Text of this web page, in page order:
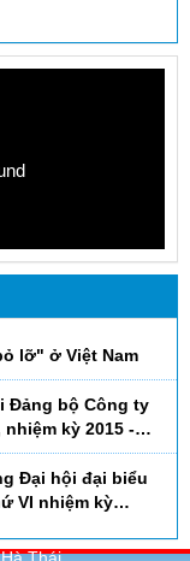
lỡ" ở Việt Nam
Đảng bộ Công ty
kỳ 2015 -
Đại hội đại biểu
VI nhiệm kỳ